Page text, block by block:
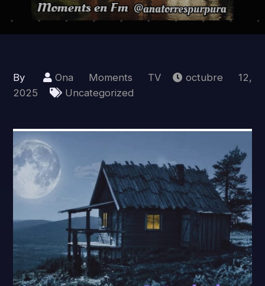
By Ona Moments TV
octubre 12,
2025
Uncategorized